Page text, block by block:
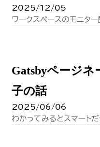
2025/12/05
ワークスペースのモニタ
Gatsbyページネ
子の話
2025/06/06
わかってみるとスマート